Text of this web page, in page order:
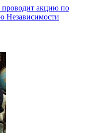
акцию по
Независимости